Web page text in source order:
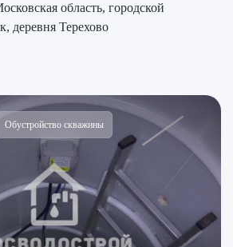
область, городской
деревня Терехово
Обустройство скважины